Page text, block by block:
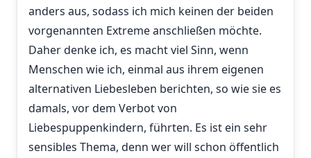
anders aus, sodass ich mich keinen der beiden
vorgenannten Extreme anschließen möchte.
Daher denke ich, es macht viel Sinn, wenn
Menschen wie ich, einmal aus ihrem eigenen
alternativen Liebesleben berichten, so wie sie es
damals, vor dem Verbot von
Liebespuppenkindern, führten. Es ist ein sehr
sensibles Thema, denn wer will schon öffentlich